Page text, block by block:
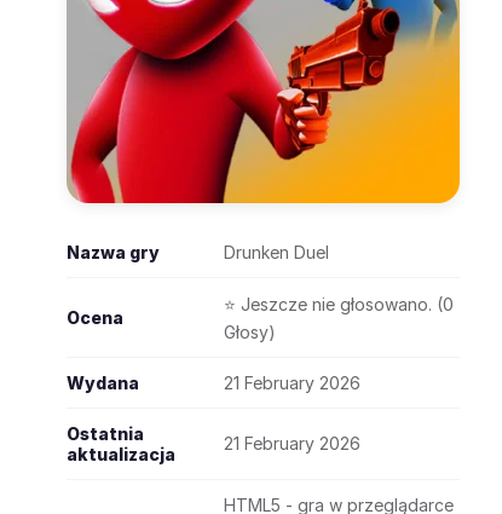
Nazwa gry Drunken Duel
Ocena
⭐ Jeszcze nie głosowano. (0
Głosy)
Wydana 21 February 2026
Ostatnia
aktualizacja
21 February 2026
HTML5 - gra w przeglądarce